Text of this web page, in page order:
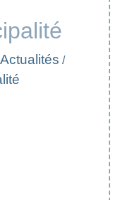
Actualités /